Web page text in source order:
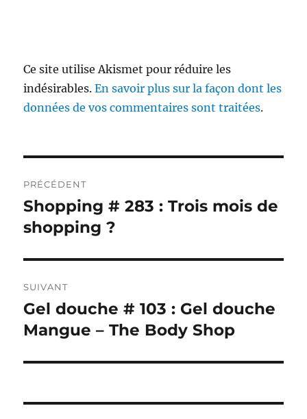
Ce site utilise Akismet pour réduire les
indésirables.En savoir plus sur la façon dont les
données de vos commentaires sont traitées.
de
l’article
PRÉCÉDENT
Publication
précédente :
Shopping # 283 : Trois mois de
shopping ?
SUIVANT
Publication
suivante :
Gel douche # 103 : Gel douche
Mangue – The Body Shop